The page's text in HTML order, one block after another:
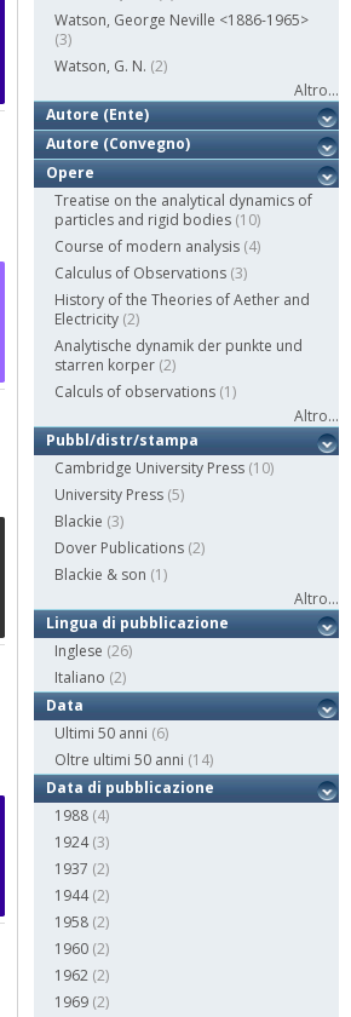
Watson, George Neville <1886-1965>
(3)
Watson, G. N. (2)
Altro...
Autore (Ente)
Autore (Convegno)
Opere
Treatise on the analytical dynamics of
particles and rigid bodies (10)
Course of modern analysis (4)
Calculus of Observations (3)
History of the Theories of Aether and
Electricity (2)
Analytische dynamik der punkte und
starren korper (2)
Calculs of observations (1)
Altro...
Pubbl/distr/stampa
Cambridge University Press (10)
University Press (5)
Blackie (3)
Dover Publications (2)
Blackie & son (1)
Altro...
Lingua di pubblicazione
Inglese (26)
Italiano (2)
Data
Ultimi 50 anni (6)
Oltre ultimi 50 anni (14)
Data di pubblicazione
1988 (4)
1924 (3)
1937 (2)
1944 (2)
1958 (2)
1960 (2)
1962 (2)
1969 (2)